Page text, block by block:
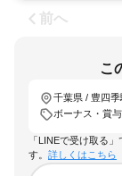
前へ
こ
千葉県 / 豊四季
ボーナス・賞
「LINEで受け取る
す。 詳しくはこちら